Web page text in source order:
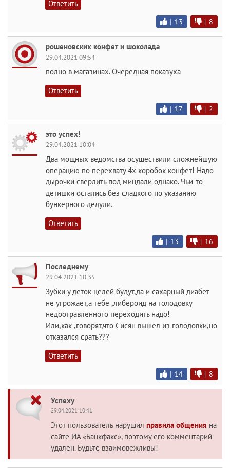
Ответить
| 13 | 8
рошеновских конфет и шоколада
29.04.2021 09:54
полно в магазинах. Очередная показуха
Ответить
| 17 | 2
это успех!
29.04.2021 10:04
Два мощных ведомства осуществили сложнейшую
операцию по перехвату 4х коробок конфет! Надо
дырочки сверлить под миндали однако. Чьи-то
детишки остались без сладкого по указанию
бункерного дедули.
Ответить
| 13 | 16
Последнему
29.04.2021 10:35
Зубки у деток целей будут,да и сахарный диабет
не угрожает,а тебе ,либероид на голодовку
недоотравленного переходить надо!
Или,как ,говорят,что Сисян вышел из голодовки,но
отказался срать???
Ответить
| 14 | 8
Успеху
29.04.2021 10:41
Этот пользователь нарушил правила общения на
сайте ИА «Банкфакс», поэтому его комментарий
удален. Будьте взаимовежливы!